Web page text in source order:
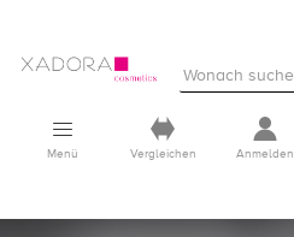
Menü Vergleichen Anmelden